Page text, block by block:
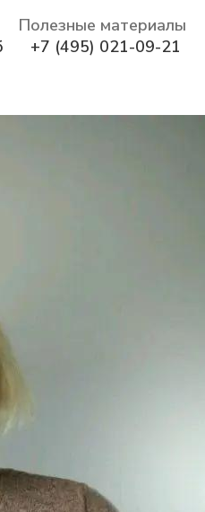
Полезные материалы
+7 (495) 021-09-21